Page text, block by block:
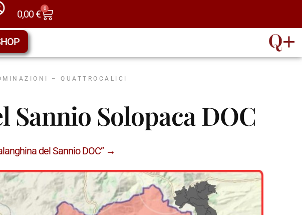
0,00€ 0
– QUATTROCALICI
Sannio Solopaca DOC
del Sannio DOC” →